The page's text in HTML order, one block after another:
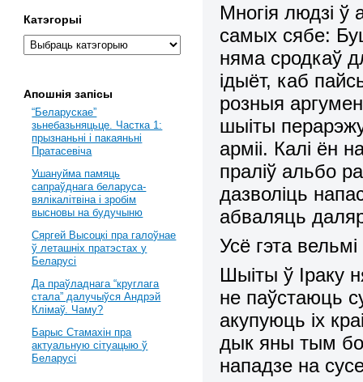
Многія людзі
самых сябе:
няма сродкаў
ідыёт, каб
розныя
шыіты
арміі. Калі ён
праліў альбо
дазволіць
абваляць
Усё гэта
Шыіты ў Іраку
не паўстаюць
акупуюць іх
дык яны тым
нападзе на
Катэгорыі
Апошнія запісы
“Беларускае”
зьнебазьняцьце. Частка 1:
прызнаньні і пакаяньні
Пратасевіча
Ушануйма памяць
сапраўднага беларуса-
вялікалітвіна і зробім
высновы на будучыню
Сяргей Высоцкі пра галоўнае
ў леташніх пратэстах у
Беларусі
Да праўладнага “круглага
стала” далучыўся Андрэй
Клімаў. Чаму?
Барыс Стамахін пра
актуальную сітуацыю ў
Беларусі